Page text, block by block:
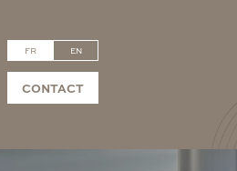
FR EN
CONTACT